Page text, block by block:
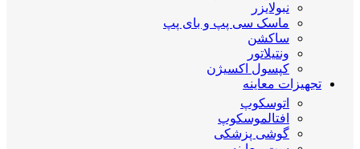
نبولایزر
ماسک سی پپ و بای پپ
ساکشن
ونتیلاتور
کپسول اکسیژن
تجهیزات معاینه
اتوسکوپ
افتالموسکوپ
گوشی پزشکی